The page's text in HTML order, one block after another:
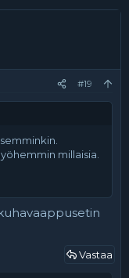
#19
millaisia.
Vastaa